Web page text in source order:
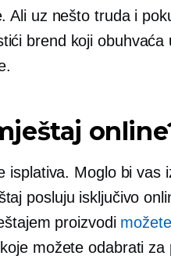
Ali uz nešto truda i
brend koji obuhvaća
isplativa. Moglo bi vas
posluju isključivo
proizvodi
možete odabrati za